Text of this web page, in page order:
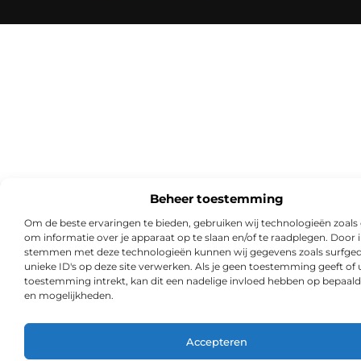
Beheer toestemming
Om de beste ervaringen te bieden, gebruiken wij technologieën zoals
om informatie over je apparaat op te slaan en/of te raadplegen. Door
stemmen met deze technologieën kunnen wij gegevens zoals
unieke ID's op deze site verwerken. Als je geen toestemming geeft of
toestemming intrekt, kan dit een nadelige invloed hebben op
en mogelijkheden.
Accepteren